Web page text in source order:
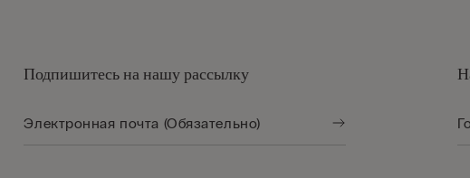
Подпишитесь на нашу рассылку